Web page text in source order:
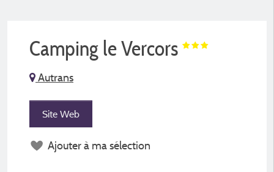
Camping le Vercors
Autrans
Site Web
Ajouter à ma sélection